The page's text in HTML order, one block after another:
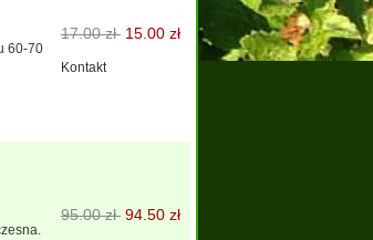
60-70
17.00 zł 15.00 zł
Kontakt
95.00 zł 94.50 zł